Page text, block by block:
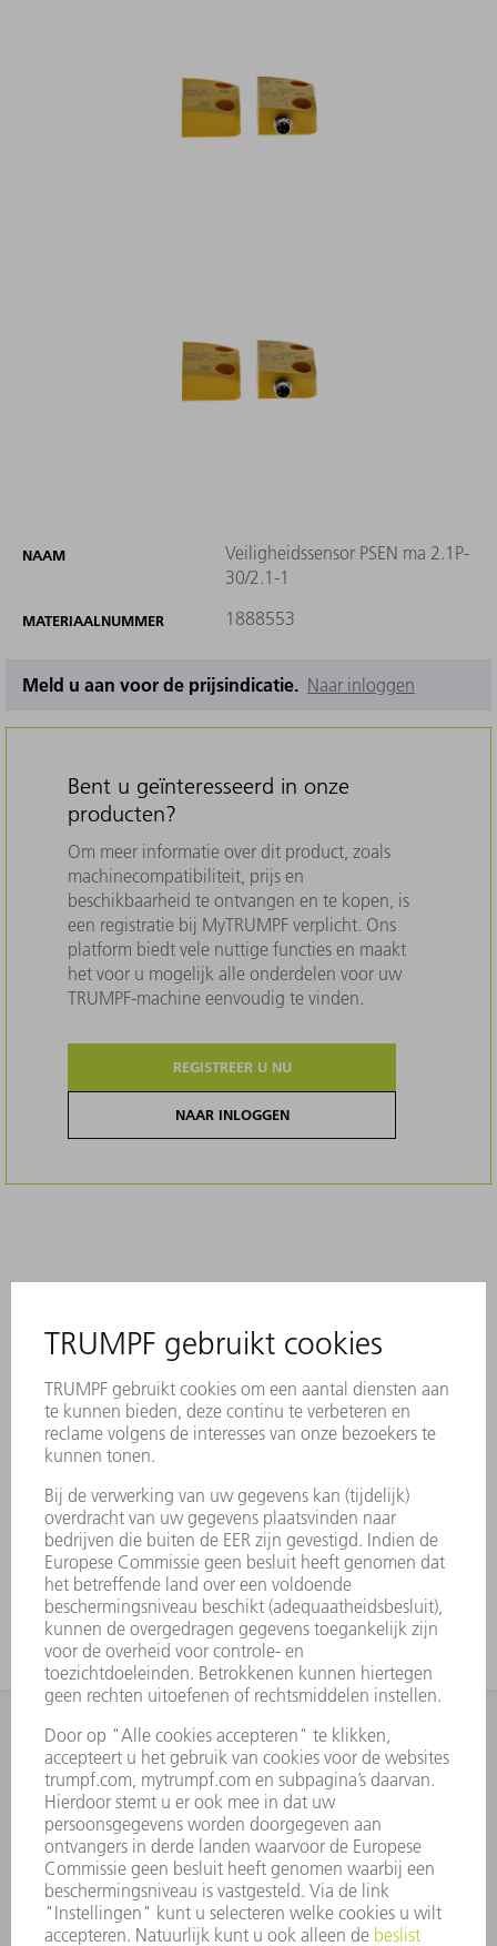
NAAM
Veiligheidssensor PSEN ma 2.1P-
30/2.1-1
MATERIAALNUMMER 1888553
Meld u aan voor de prijsindicatie. Naar inloggen
Bent u geïnteresseerd in onze
producten?
Om meer informatie over dit product, zoals
machinecompatibiliteit, prijs en
beschikbaarheid te ontvangen en te kopen, is
een registratie bij MyTRUMPF verplicht. Ons
platform biedt vele nuttige functies en maakt
het voor u mogelijk alle onderdelen voor uw
TRUMPF-machine eenvoudig te vinden.
REGISTREER U NU
NAAR INLOGGEN
INFORMATIE
Veel gestelde vragen
Algemene voorwaarden
CONTACT
+31 88 4002 400
Ma. - vr. 8.00 - 17.00 uur
onderdelen.tnl@de.trumpf.com